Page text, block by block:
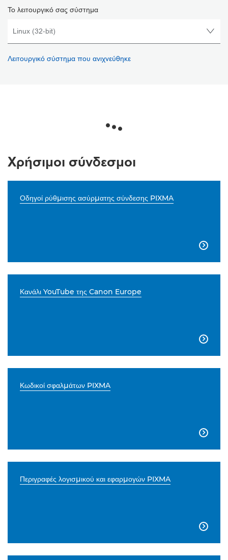
Το λειτουργικό σας σύστημα
Λειτουργικό σύστημα που ανιχνεύθηκε
Χρήσιμοι σύνδεσμοι
Οδηγοί ρύθμισης ασύρματης σύνδεσης PIXMA

Κανάλι YouTube της Canon Europe

Κωδικοί σφαλμάτων PIXMA

Περιγραφές λογισμικού και εφαρμογών PIXMA
